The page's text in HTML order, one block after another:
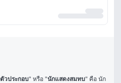
ตัวประกอบ" หรือ "นักแสดงสมทบ" คือ นัก